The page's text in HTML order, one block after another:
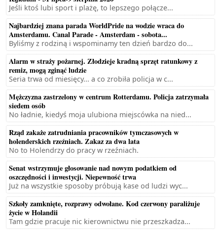
Jeśli ktoś lubi sport i plażę, to lepszego połącze...
Najbardziej znana parada WorldPride na wodzie wraca do
Amsterdamu. Canal Parade - Amsterdam - sobota...
Byliśmy z rodziną i wspominamy ten dzień bardzo do...
Alarm w straży pożarnej. Złodzieje kradną sprzęt ratunkowy z
remiz, mogą zginąć ludzie
Seria trwa od miesięcy... a co zrobiła policja w c...
Mężczyzna zastrzelony w centrum Rotterdamu. Policja zatrzymała
siedem osób
No ładnie, kiedyś moja ulubiona miejscówka na nied...
Rząd zakaże zatrudniania pracowników tymczasowych w
holenderskich rzeźniach. Zakaz za dwa lata
No to Holendrzy do pracy w rzeźniach.
Senat wstrzymuje głosowanie nad nowym podatkiem od
oszczędności i inwestycji. Niepewność trwa
Już na wszystkie sposoby próbują kase od ludzi wyc...
Szkoły zamknięte, rozprawy odwołane. Kod czerwony paraliżuje
życie w Holandii
Tam gdzie pracuje nic kierownictwu nie przeszkadza...